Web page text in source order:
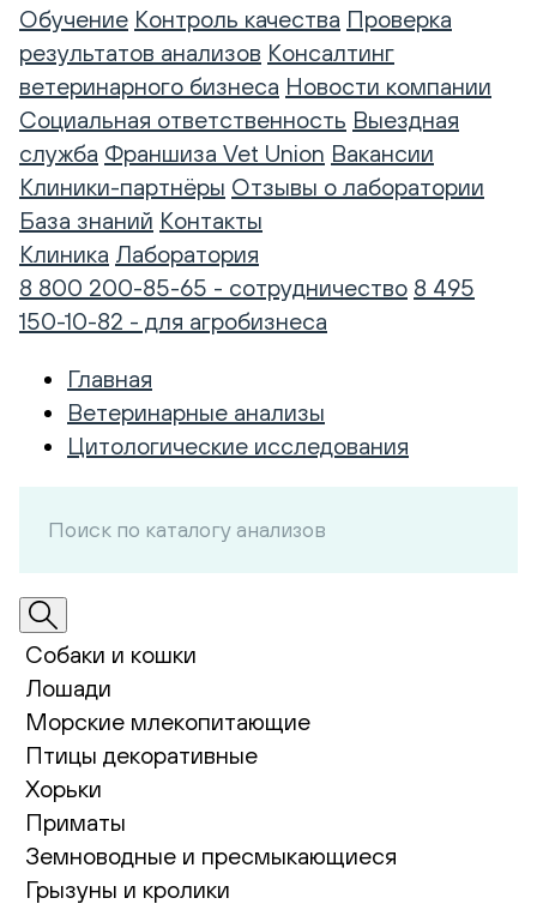
Обучение Контроль качества Проверка
результатов анализов Консалтинг
ветеринарного бизнеса Новости компании
Социальная ответственность Выездная
служба Франшиза Vet Union Вакансии
Клиники-партнёры Отзывы о лаборатории
База знаний Контакты
Клиника Лаборатория
8 800 200-85-65 - сотрудничество 8 495
150-10-82 - для агробизнеса
Главная
Ветеринарные анализы
Цитологические исследования
Собаки и кошки
Лошади
Морские млекопитающие
Птицы декоративные
Хорьки
Приматы
Земноводные и пресмыкающиеся
Грызуны и кролики